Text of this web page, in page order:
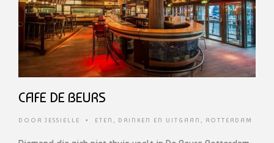
CAFE DE BEURS
DOOR JESSIELLE • ETEN, DRINKEN EN UITGAAN , ROTTERDAM